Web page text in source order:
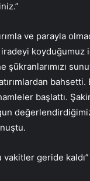
ve parayla
koyduğumuz
şükranlarımızı
başlattı.
geride kaldı”